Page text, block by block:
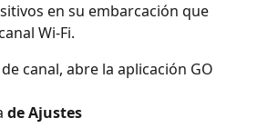
en su embarcación que
Wi-Fi.
canal, abre la aplicación GO
de Ajustes